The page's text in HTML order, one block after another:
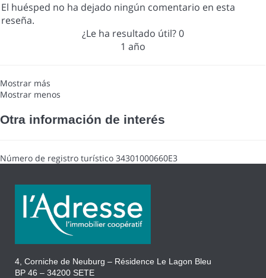
El huésped no ha dejado ningún comentario en esta
reseña.
¿Le ha resultado útil?0
1 año
Mostrar más
Mostrar menos
Otra información de interés
Número de registro turístico 34301000660E3
4, Corniche de Neuburg – Résidence Le Lagon Bleu
BP 46 – 34200 SETE